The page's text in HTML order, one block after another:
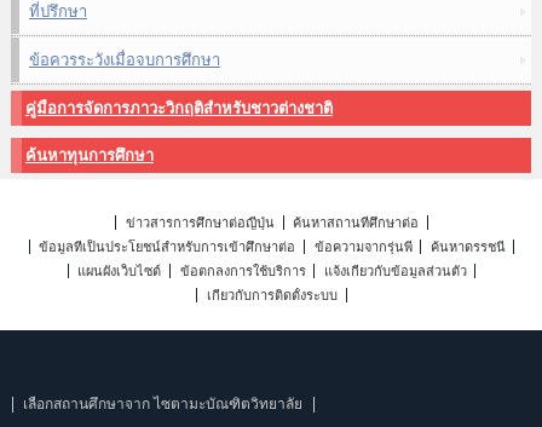
ที่ปรึกษา
ข้อควรระวังเมื่อจบการศึกษา
คู่มือการจัดการภาวะวิกฤติสำหรับชาวต่างชาติ
ค้นหาทุนการศึกษา
ข่าวสารการศึกษาต่อญี่ปุ่น
ค้นหาสถานที่ศึกษาต่อ
ข้อมูลที่เป็นประโยชน์สำหรับการเข้าศึกษาต่อ
ข้อความจากรุ่นพี่
ค้นหาดรรชนี
แผนผังเว็บไซต์
ข้อตกลงการใช้บริการ
แจ้งเกี่ยวกับข้อมูลส่วนตัว
เกี่ยวกับการติดตั้งระบบ
เลือกสถานศึกษาจาก ไซตามะบัณฑิตวิทยาลัย